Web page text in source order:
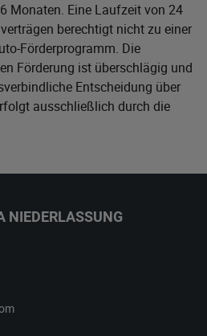
Monaten. Eine Laufzeit von 24
berechtigt nicht zu einer
Förderprogramm. Die
Förderung ist überschlägig und
Entscheidung über
ausschließlich durch die
NIEDERLASSUNG